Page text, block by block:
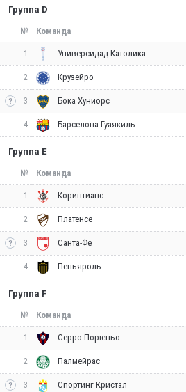
Группа D
№ Команда
1 Универсидад Католика
2 Крузейро
3 Бока Хуниорс
4 Барселона Гуаякиль
Группа E
№ Команда
1 Коринтианс
2 Платенсе
3 Санта-Фе
4 Пеньяроль
Группа F
№ Команда
1 Серро Портеньо
2 Палмейрас
3 Спортинг Кристал